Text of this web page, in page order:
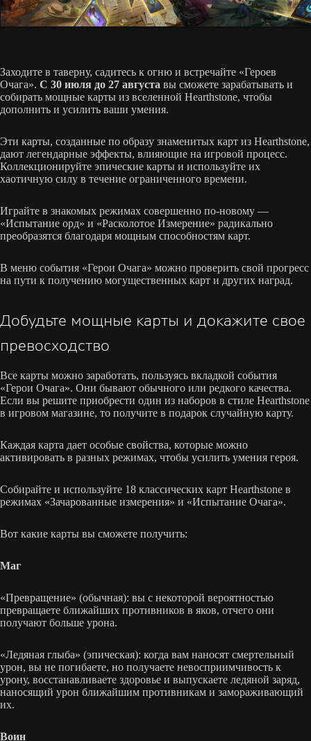
Заходите в таверну, садитесь к огню и встречайте «Героев
Очага». С 30 июля до 27 августа вы сможете зарабатывать и
собирать мощные карты из вселенной Hearthstone, чтобы
дополнить и усилить ваши умения.
Эти карты, созданные по образу знаменитых карт из Hearthstone,
дают легендарные эффекты, влияющие на игровой процесс.
Коллекционируйте эпические карты и используйте их
хаотичную силу в течение ограниченного времени.
Играйте в знакомых режимах совершенно по-новому —
«Испытание орд» и «Расколотое Измерение» радикально
преобразятся благодаря мощным способностям карт.
В меню события «Герои Очага» можно проверить свой прогресс
на пути к получению могущественных карт и других наград.
Добудьте мощные карты и докажите свое
превосходство
Все карты можно заработать, пользуясь вкладкой события
«Герои Очага». Они бывают обычного или редкого качества.
Если вы решите приобрести один из наборов в стиле Hearthstone
в игровом магазине, то получите в подарок случайную карту.
Каждая карта дает особые свойства, которые можно
активировать в разных режимах, чтобы усилить умения героя.
Собирайте и используйте 18 классических карт Hearthstone в
режимах «Зачарованные измерения» и «Испытание Очага».
Вот какие карты вы сможете получить:
Маг
«Превращение» (обычная): вы с некоторой вероятностью
превращаете ближайших противников в яков, отчего они
получают больше урона.
«Ледяная глыба» (эпическая): когда вам наносят смертельный
урон, вы не погибаете, но получаете невосприимчивость к
урону, восстанавливаете здоровье и выпускаете ледяной заряд,
наносящий урон ближайшим противникам и замораживающий
их.
Воин